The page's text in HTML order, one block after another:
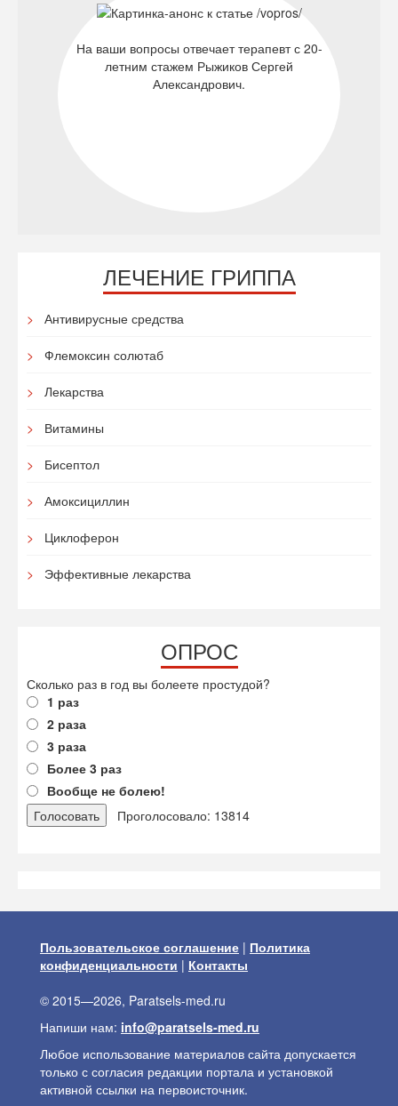
На ваши вопросы отвечает терапевт с 20-
летним стажем Рыжиков Сергей
Александрович.
ЛЕЧЕНИЕ ГРИППА
Антивирусные средства
Флемоксин солютаб
Лекарства
Витамины
Бисептол
Амоксициллин
Циклоферон
Эффективные лекарства
ОПРОС
Сколько раз в год вы болеете простудой?
1 раз
2 раза
3 раза
Более 3 раз
Вообще не болею!
Проголосовало: 13814
Пользовательское соглашение | Политика
конфиденциальности | Контакты
© 2015—2026, Paratsels-med.ru
Напиши нам: info@paratsels-med.ru
Любое использование материалов сайта допускается
только с согласия редакции портала и установкой
активной ссылки на первоисточник.